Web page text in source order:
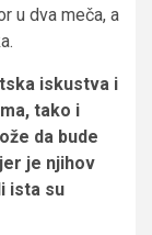
u dva meča, a
iskustva i
tako i
da bude
je njihov
ista su